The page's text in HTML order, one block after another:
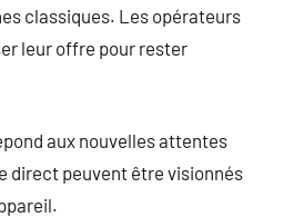
classiques. Les opérateurs
leur offre pour rester
aux nouvelles attentes
direct peuvent être visionnés